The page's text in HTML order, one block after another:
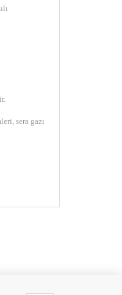
sera gazı